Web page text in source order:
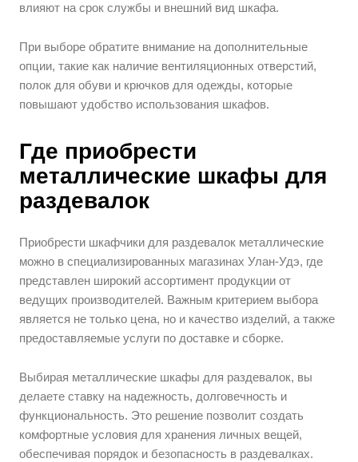
влияют на срок службы и внешний вид шкафа.
При выборе обратите внимание на дополнительные
опции, такие как наличие вентиляционных отверстий,
полок для обуви и крючков для одежды, которые
повышают удобство использования шкафов.
Где приобрести
металлические шкафы для
раздевалок
Приобрести шкафчики для раздевалок металлические
можно в специализированных магазинах Улан-Удэ, где
представлен широкий ассортимент продукции от
ведущих производителей. Важным критерием выбора
является не только цена, но и качество изделий, а также
предоставляемые услуги по доставке и сборке.
Выбирая металлические шкафы для раздевалок, вы
делаете ставку на надежность, долговечность и
функциональность. Это решение позволит создать
комфортные условия для хранения личных вещей,
обеспечивая порядок и безопасность в раздевалках.